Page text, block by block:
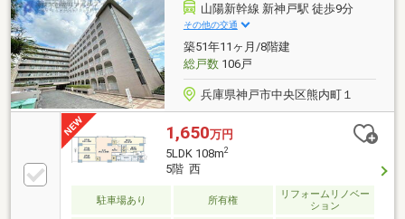
山陽新幹線 新神戸駅 徒歩9分
その他の交通
築51年11ヶ月/8階建
総戸数106戸
兵庫県神戸市中央区熊内町１
1,650万円
5LDK 108m2
5階 西
駐車場あり 所有権
リフォームリノベー
ション